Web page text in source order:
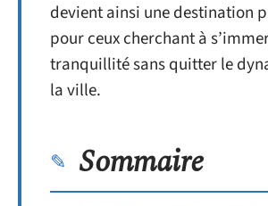
devient ainsi une destination
pour ceux cherchant à
tranquillité sans quitter le
la ville.
Sommaire